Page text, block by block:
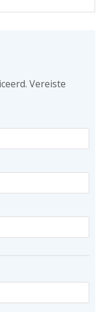
Vereiste